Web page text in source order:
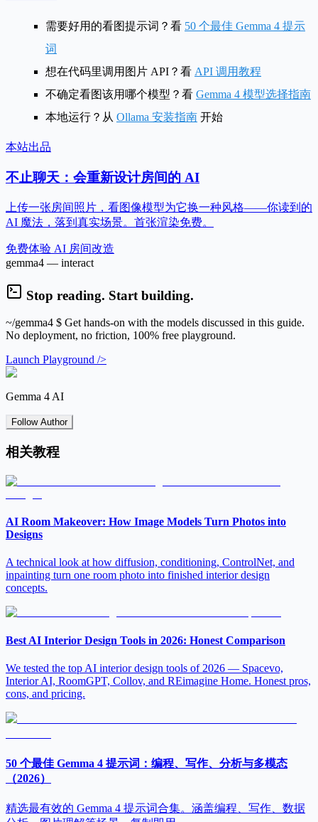
需要好用的看图提示词？看 50 个最佳 Gemma 4 提示
词
想在代码里调用图片 API？看 API 调用教程
不确定看图该用哪个模型？看 Gemma 4 模型选择指南
本地运行？从 Ollama 安装指南 开始
本站出品
不止聊天：会重新设计房间的 AI
上传一张房间照片，看图像模型为它换一种风格——你读到的
AI 魔法，落到真实场景。首张渲染免费。
免费体验 AI 房间改造
gemma4 — interact
Stop reading. Start building.
~/gemma4 $ Get hands-on with the models discussed in this guide.
No deployment, no friction, 100% free playground.
Launch Playground />
Gemma 4 AI
Follow Author
相关教程
AI Room Makeover: How Image Models Turn Photos into
Designs
A technical look at how diffusion, conditioning, ControlNet, and
inpainting turn one room photo into finished interior design
concepts.
Best AI Interior Design Tools in 2026: Honest Comparison
We tested the top AI interior design tools of 2026 — Spacevo,
Interior AI, RoomGPT, Collov, and REimagine Home. Honest pros,
cons, and pricing.
50 个最佳 Gemma 4 提示词：编程、写作、分析与多模态
（2026）
精选最有效的 Gemma 4 提示词合集。涵盖编程、写作、数据